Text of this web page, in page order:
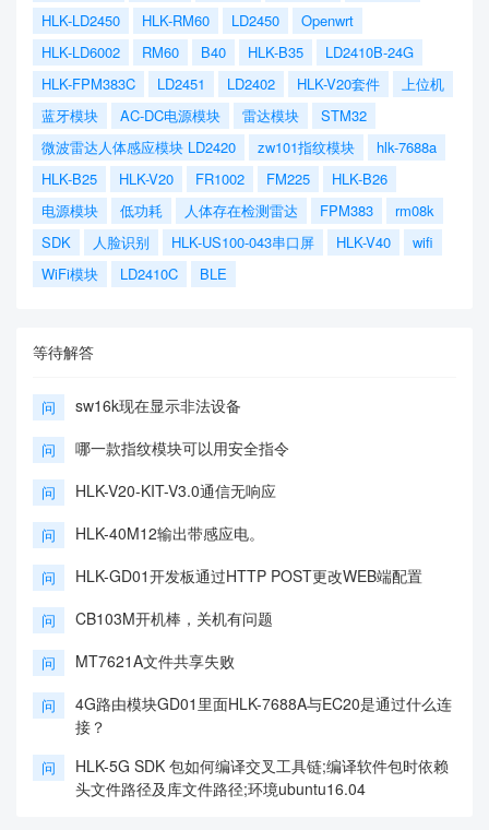
HLK-LD2450
HLK-RM60 LD2450
Openwrt
HLK-LD6002
RM60 B40 HLK-B35
LD2410B-24G
HLK-FPM383C
LD2451 LD2402 HLK-V20套件
上位机
蓝牙模块
AC-DC电源模块 雷达模块
STM32
微波雷达人体感应模块 LD2420
zw101指纹模块
hlk-7688a
HLK-B25
HLK-V20 FR1002 FM225
HLK-B26
电源模块
低功耗 人体存在检测雷达 FPM383
rm08k
SDK
人脸识别 HLK-US100-043串口屏 HLK-V40
wifi
WiFi模块
LD2410C BLE
等待解答
问 sw16k现在显示非法设备
问 哪一款指纹模块可以用安全指令
问 HLK-V20-KIT-V3.0通信无响应
问 HLK-40M12输出带感应电。
问 HLK-GD01开发板通过HTTP POST更改WEB端配置
问 CB103M开机棒，关机有问题
问 MT7621A文件共享失败
问
4G路由模块GD01里面HLK-7688A与EC20是通过什么连
接？
问
HLK-5G SDK 包如何编译交叉工具链;编译软件包时依赖
头文件路径及库文件路径;环境ubuntu16.04